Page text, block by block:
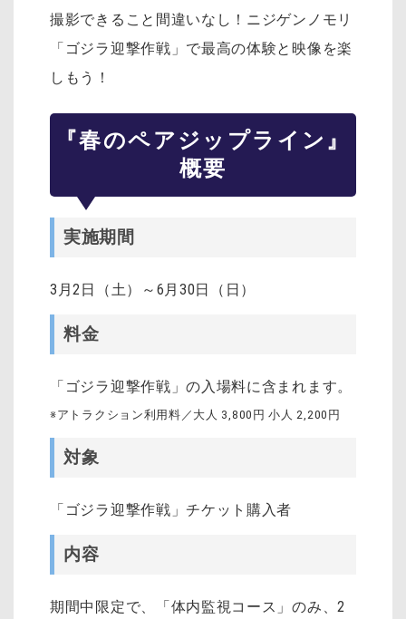
撮影できること間違いなし！ニジゲンノモリ
「ゴジラ迎撃作戦」で最高の体験と映像を楽
しもう！
『春のペアジップライン』
概要
実施期間
3月2日（土）～6月30日（日）
料金
「ゴジラ迎撃作戦」の入場料に含まれます。
※アトラクション利用料／大人 3,800円 小人 2,200円
対象
「ゴジラ迎撃作戦」チケット購入者
内容
期間中限定で、「体内監視コース」のみ、2